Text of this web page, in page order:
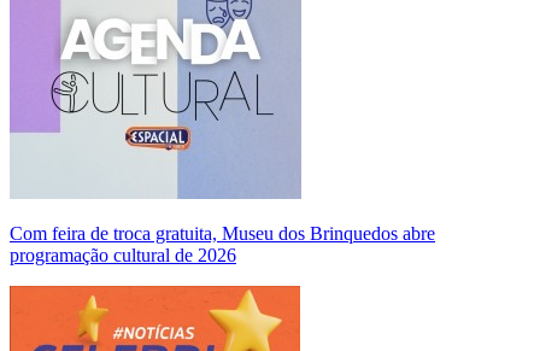
Com feira de troca gratuita, Museu dos Brinquedos abre
programação cultural de 2026